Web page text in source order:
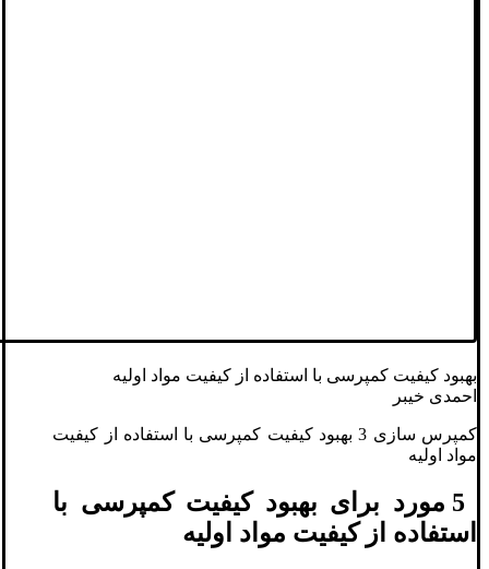
بهبود کیفیت کمپرسی با استفاده از کیفیت مواد اولیه
احمدی خیبر
کمپرس سازی 3 بهبود کیفیت کمپرسی با استفاده از کیفیت
مواد اولیه
5 مورد برای بهبود کیفیت کمپرسی با
استفاده از کیفیت مواد اولیه